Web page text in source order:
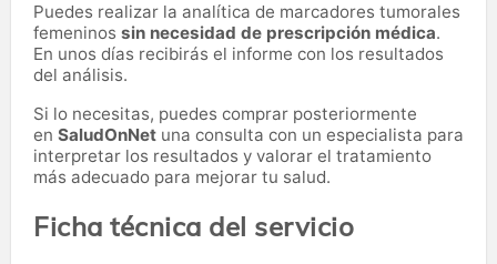
Puedes realizar la analítica de marcadores tumorales
femeninos sin necesidad de prescripción médica.
En unos días recibirás el informe con los resultados
del análisis.
Si lo necesitas, puedes comprar posteriormente
en SaludOnNet una consulta con un especialista para
interpretar los resultados y valorar el tratamiento
más adecuado para mejorar tu salud.
Ficha técnica del servicio